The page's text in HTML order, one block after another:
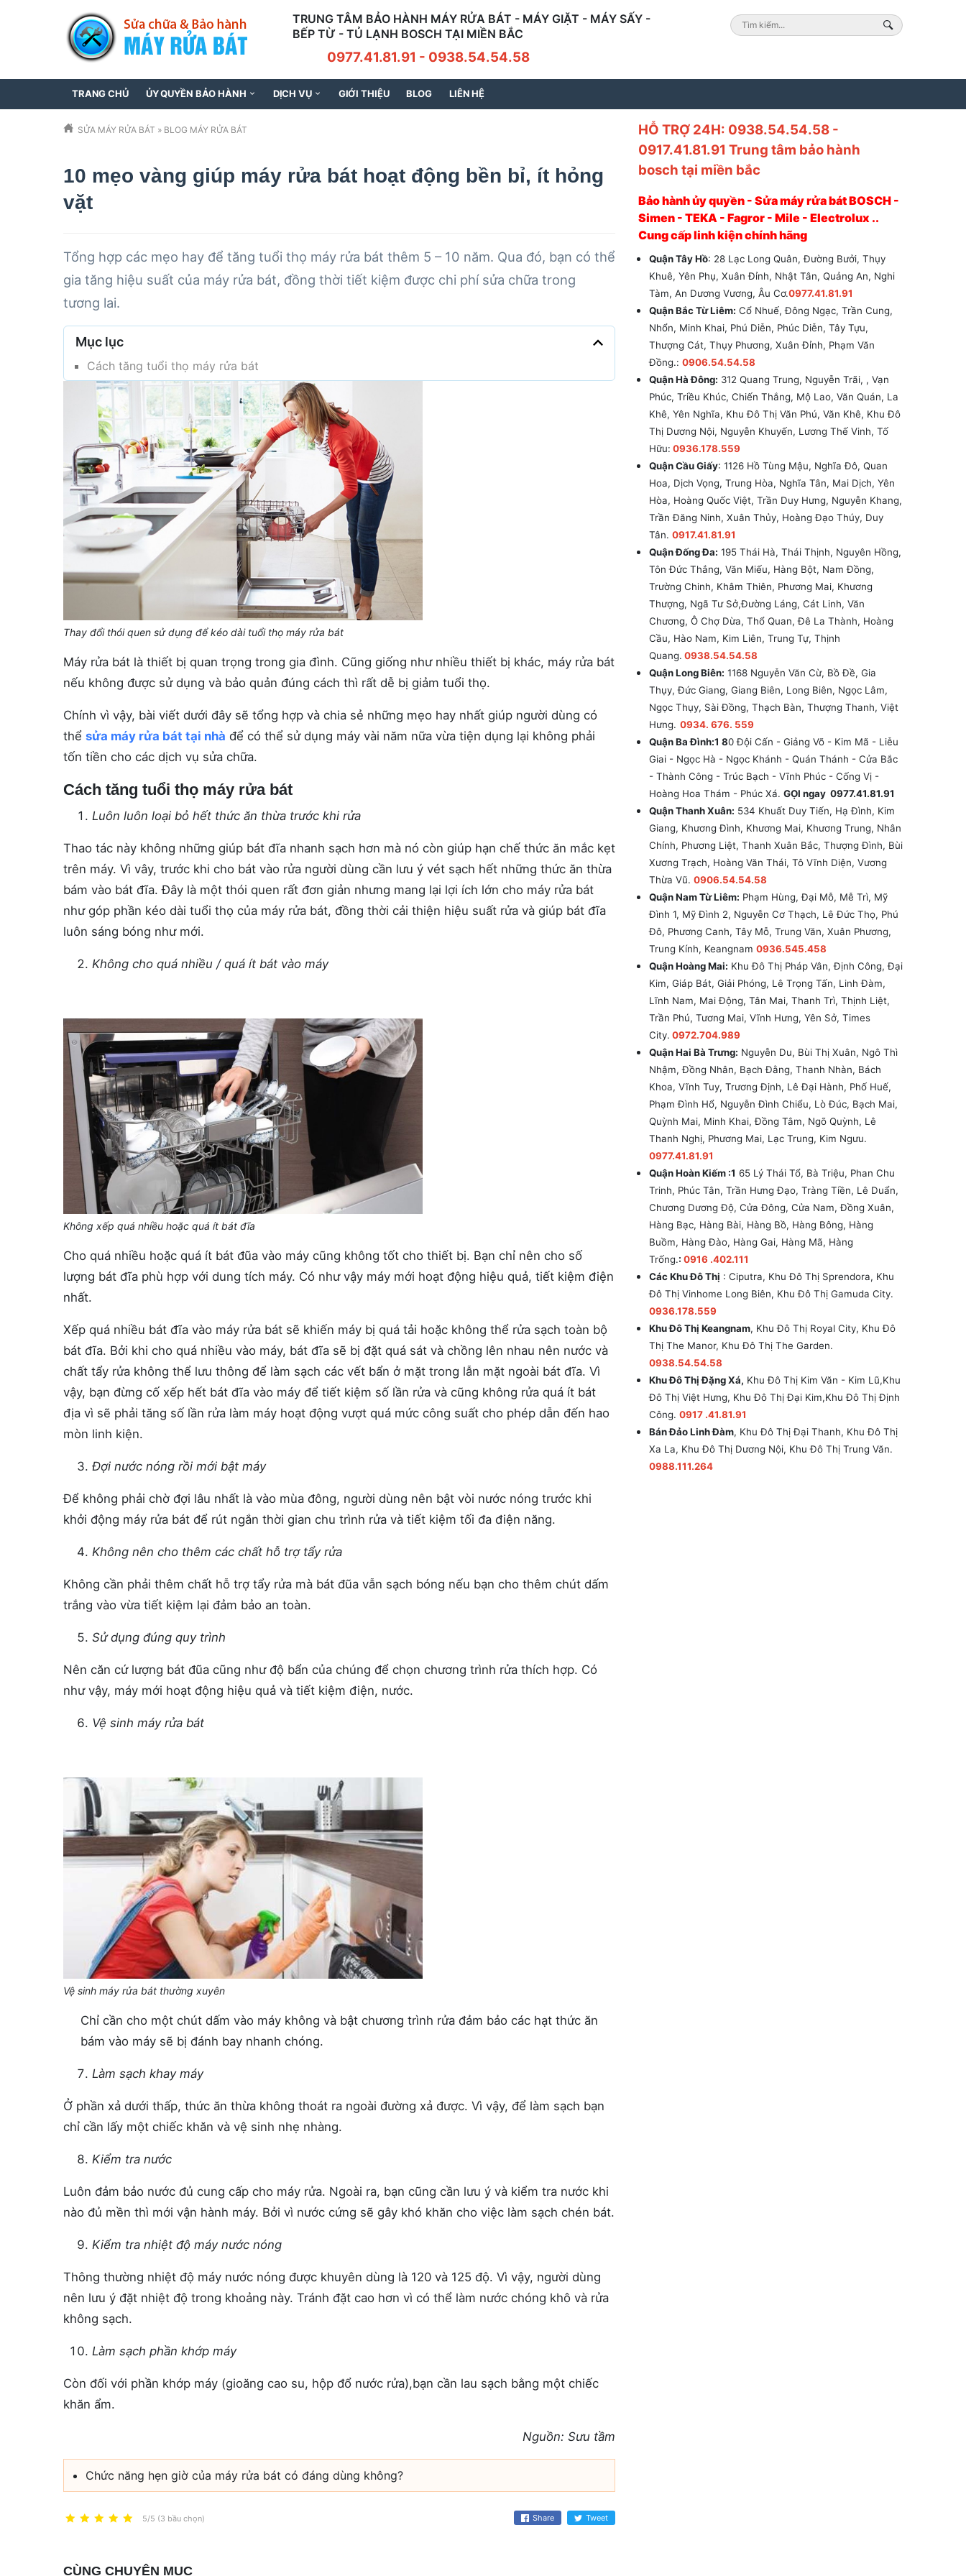
TRUNG TÂM BẢO HÀNH MÁY RỬA BÁT - MÁY GIẶT - MÁY SẤY -
BẾP TỪ - TỦ LẠNH BOSCH TẠI MIỀN BẮC
0977.41.81.91 - 0938.54.54.58
TRANG CHỦ ỦY QUYỀN BẢO HÀNH DỊCH VỤ GIỚI THIỆU BLOG LIÊN HỆ
SỬA MÁY RỬA BÁT » BLOG MÁY RỬA BÁT
10 mẹo vàng giúp máy rửa bát hoạt động bền bỉ, ít hỏng
vặt
Tổng hợp các mẹo hay để tăng tuổi thọ máy rửa bát thêm 5 – 10 năm. Qua đó, bạn có thể
gia tăng hiệu suất của máy rửa bát, đồng thời tiết kiệm được chi phí sửa chữa trong
tương lai.
Mục lục
Cách tăng tuổi thọ máy rửa bát
Thay đổi thói quen sử dụng để kéo dài tuổi thọ máy rửa bát
Máy rửa bát là thiết bị quan trọng trong gia đình. Cũng giống như nhiều thiết bị khác, máy rửa bát
nếu không được sử dụng và bảo quản đúng cách thì rất dễ bị giảm tuổi thọ.
Chính vì vậy, bài viết dưới đây sẽ tổng hợp và chia sẻ những mẹo hay nhất giúp người dùng có
thể sửa máy rửa bát tại nhà để có thể sử dụng máy vài năm nữa vừa tiện dụng lại không phải
tốn tiền cho các dịch vụ sửa chữa.
Cách tăng tuổi thọ máy rửa bát
Luôn luôn loại bỏ hết thức ăn thừa trước khi rửa
Thao tác này không những giúp bát đĩa nhanh sạch hơn mà nó còn giúp hạn chế thức ăn mắc kẹt
trên máy. Vì vây, trước khi cho bát vào rửa người dùng cần lưu ý vét sạch hết những thức ăn thừa
bám vào bát đĩa.Đây là một thói quen rất đơn giản nhưng mang lại lợi ích lớn cho máy rửa bát
như góp phần kéo dài tuổi thọ của máy rửa bát, đồng thời cải thiện hiệu suất rửa và giúp bát đĩa
luôn sáng bóng như mới.
Không cho quá nhiều / quá ít bát vào máy
Không xếp quá nhiều hoặc quá ít bát đĩa
Cho quá nhiều hoặc quá ít bát đũa vào máy cũng không tốt cho thiết bị. Bạn chỉ nên cho số
lượng bát đĩa phù hợp với dung tích máy. Có như vậy máy mới hoạt động hiệu quả, tiết kiệm điện
nhất.
Xếp quá nhiều bát đĩa vào máy rửa bát sẽ khiến máy bị quá tải hoặc không thể rửa sạch toàn bộ
bát đĩa. Bởi khi cho quá nhiều vào máy, bát đĩa sẽ bị đặt quá sát và chồng lên nhau nên nước và
chất tẩy rửa không thể lưu thông để làm sạch các vết bẩn ở mặt trong lẫn mặt ngoài bát đĩa. Vì
vậy, bạn đừng cố xếp hết bát đĩa vào máy để tiết kiệm số lần rửa và cũng không rửa quá ít bát
địa vì sẽ phải tăng số lần rửa làm máy hoạt động vượt quá mức công suất cho phép dẫn đến hao
mòn linh kiện.
Đợi nước nóng rồi mới bật máy
Để không phải chờ đợi lâu nhất là vào mùa đông, người dùng nên bật vòi nước nóng trước khi
khởi động máy rửa bát để rút ngắn thời gian chu trình rửa và tiết kiệm tối đa điện năng.
Không nên cho thêm các chất hỗ trợ tẩy rửa
Không cần phải thêm chất hỗ trợ tẩy rửa mà bát đũa vẫn sạch bóng nếu bạn cho thêm chút dấm
trắng vào vừa tiết kiệm lại đảm bảo an toàn.
Sử dụng đúng quy trình
Nên căn cứ lượng bát đũa cũng như độ bẩn của chúng để chọn chương trình rửa thích hợp. Có
như vậy, máy mới hoạt động hiệu quả và tiết kiệm điện, nước.
Vệ sinh máy rửa bát
Vệ sinh máy rửa bát thường xuyên
Chỉ cần cho một chút dấm vào máy không và bật chương trình rửa đảm bảo các hạt thức ăn
bám vào máy sẽ bị đánh bay nhanh chóng.
Làm sạch khay máy
Ở phần xả dưới thấp, thức ăn thừa không thoát ra ngoài đường xả được. Vì vậy, để làm sạch bạn
chỉ cần lấy một chiếc khăn và vệ sinh nhẹ nhàng.
Kiểm tra nước
Luôn đảm bảo nước đủ cung cấp cho máy rửa. Ngoài ra, bạn cũng cần lưu ý và kiểm tra nước khi
nào đủ mền thì mới vận hành máy. Bởi vì nước cứng sẽ gây khó khăn cho việc làm sạch chén bát.
Kiểm tra nhiệt độ máy nước nóng
Thông thường nhiệt độ máy nước nóng được khuyên dùng là 120 và 125 độ. Vì vậy, người dùng
nên lưu ý đặt nhiệt độ trong khoảng này. Tránh đặt cao hơn vì có thể làm nước chóng khô và rửa
không sạch.
Làm sạch phần khớp máy
Còn đối với phần khớp máy (gioăng cao su, hộp đổ nước rửa),bạn cần lau sạch bằng một chiếc
khăn ẩm.
Nguồn: Sưu tầm
Chức năng hẹn giờ của máy rửa bát có đáng dùng không?
5/5 (3 bầu chọn) Share Tweet
CÙNG CHUYÊN MỤC
HỖ TRỢ 24H: 0938.54.54.58 -
0917.41.81.91 Trung tâm bảo hành
bosch tại miền bắc
Bảo hành ủy quyền - Sửa máy rửa bát BOSCH -
Simen - TEKA - Fagror - Mile - Electrolux ..
Cung cấp linh kiện chính hãng
Quận Tây Hồ: 28 Lạc Long Quân, Đường Bưởi, Thụy
Khuê, Yên Phụ, Xuân Đỉnh, Nhật Tân, Quảng An, Nghi
Tàm, An Dương Vương, Âu Cơ.0977.41.81.91
Quận Bắc Từ Liêm: Cổ Nhuế, Đông Ngạc, Trần Cung,
Nhổn, Minh Khai, Phú Diễn, Phúc Diễn, Tây Tựu,
Thượng Cát, Thụy Phương, Xuân Đỉnh, Phạm Văn
Đồng.: 0906.54.54.58
Quận Hà Đông: 312 Quang Trung, Nguyễn Trãi, , Vạn
Phúc, Triều Khúc, Chiến Thắng, Mộ Lao, Văn Quán, La
Khê, Yên Nghĩa, Khu Đô Thị Văn Phú, Văn Khê, Khu Đô
Thị Dương Nội, Nguyễn Khuyến, Lương Thế Vinh, Tố
Hữu: 0936.178.559
Quận Cầu Giấy: 1126 Hồ Tùng Mậu, Nghĩa Đô, Quan
Hoa, Dịch Vọng, Trung Hòa, Nghĩa Tân, Mai Dịch, Yên
Hòa, Hoàng Quốc Việt, Trần Duy Hưng, Nguyễn Khang,
Trần Đăng Ninh, Xuân Thủy, Hoàng Đạo Thúy, Duy
Tân. 0917.41.81.91
Quận Đống Đa: 195 Thái Hà, Thái Thịnh, Nguyên Hồng,
Tôn Đức Thắng, Văn Miếu, Hàng Bột, Nam Đồng,
Trường Chinh, Khâm Thiên, Phương Mai, Khương
Thượng, Ngã Tư Sở,Đường Láng, Cát Linh, Văn
Chương, Ô Chợ Dừa, Thổ Quan, Đê La Thành, Hoàng
Cầu, Hào Nam, Kim Liên, Trung Tự, Thịnh
Quang. 0938.54.54.58
Quận Long Biên: 1168 Nguyễn Văn Cừ, Bồ Đề, Gia
Thụy, Đức Giang, Giang Biên, Long Biên, Ngọc Lâm,
Ngọc Thụy, Sài Đồng, Thạch Bàn, Thượng Thanh, Việt
Hưng. 0934. 676. 559
Quận Ba Đình:1 80 Đội Cấn - Giảng Võ - Kim Mã - Liễu
Giai - Ngọc Hà - Ngọc Khánh - Quán Thánh - Cửa Bắc
- Thành Công - Trúc Bạch - Vĩnh Phúc - Cống Vị -
Hoàng Hoa Thám - Phúc Xá. GỌI ngay 0977.41.81.91
Quận Thanh Xuân: 534 Khuất Duy Tiến, Hạ Đình, Kim
Giang, Khương Đình, Khương Mai, Khương Trung, Nhân
Chính, Phương Liệt, Thanh Xuân Bắc, Thượng Đình, Bùi
Xương Trạch, Hoàng Văn Thái, Tô Vĩnh Diện, Vương
Thừa Vũ. 0906.54.54.58
Quận Nam Từ Liêm: Phạm Hùng, Đại Mỗ, Mễ Trì, Mỹ
Đình 1, Mỹ Đình 2, Nguyễn Cơ Thạch, Lê Đức Thọ, Phú
Đô, Phương Canh, Tây Mỗ, Trung Văn, Xuân Phương,
Trung Kính, Keangnam 0936.545.458
Quận Hoàng Mai: Khu Đô Thị Pháp Vân, Định Công, Đại
Kim, Giáp Bát, Giải Phóng, Lê Trọng Tấn, Linh Đàm,
Lĩnh Nam, Mai Động, Tân Mai, Thanh Trì, Thịnh Liệt,
Trần Phú, Tương Mai, Vĩnh Hưng, Yên Sở, Times
City. 0972.704.989
Quận Hai Bà Trưng: Nguyễn Du, Bùi Thị Xuân, Ngô Thì
Nhậm, Đồng Nhân, Bạch Đằng, Thanh Nhàn, Bách
Khoa, Vĩnh Tuy, Trương Định, Lê Đại Hành, Phố Huế,
Phạm Đình Hổ, Nguyễn Đình Chiểu, Lò Đúc, Bạch Mai,
Quỳnh Mai, Minh Khai, Đồng Tâm, Ngõ Quỳnh, Lê
Thanh Nghị, Phương Mai, Lạc Trung, Kim Ngưu.
0977.41.81.91
Quận Hoàn Kiếm :1 65 Lý Thái Tổ, Bà Triệu, Phan Chu
Trinh, Phúc Tân, Trần Hưng Đạo, Tràng Tiền, Lê Duẩn,
Chương Dương Độ, Cửa Đông, Cửa Nam, Đồng Xuân,
Hàng Bạc, Hàng Bài, Hàng Bồ, Hàng Bông, Hàng
Buồm, Hàng Đào, Hàng Gai, Hàng Mã, Hàng
Trống.: 0916 .402.111
Các Khu Đô Thị : Ciputra, Khu Đô Thị Sprendora, Khu
Đô Thị Vinhome Long Biên, Khu Đô Thị Gamuda City.
0936.178.559
Khu Đô Thị Keangnam, Khu Đô Thị Royal City, Khu Đô
Thị The Manor, Khu Đô Thị The Garden.
0938.54.54.58
Khu Đô Thị Đặng Xá, Khu Đô Thị Kim Văn - Kim Lũ,Khu
Đô Thị Việt Hưng, Khu Đô Thị Đại Kim,Khu Đô Thị Định
Công. 0917 .41.81.91
Bán Đảo Linh Đàm, Khu Đô Thị Đại Thanh, Khu Đô Thị
Xa La, Khu Đô Thị Dương Nội, Khu Đô Thị Trung Văn.
0988.111.264